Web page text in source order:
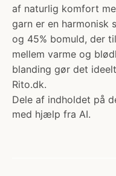
af naturlig komfort
garn er en harmonisk
og 45% bomuld, der
mellem varme og
blanding gør det
Rito.dk.
Dele af indholdet på
med hjælp fra AI.